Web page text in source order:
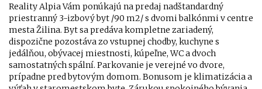
Reality Alpia Vám ponúkajú na predaj nadštandardný
priestranný 3-izbový byt /90 m2/ s dvomi balkónmi v centre
mesta Žilina. Byt sa predáva kompletne zariadený,
dispozične pozostáva zo vstupnej chodby, kuchyne s
jedálňou, obývacej miestnosti, kúpeľne, WC a dvoch
samostatných spální. Parkovanie je verejné vo dvore,
prípadne pred bytovým domom. Bonusom je klimatizácia a